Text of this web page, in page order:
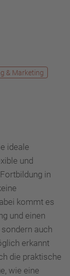
& Marketing
ideale
und
in
kommt es
und einen
auch
erkannt
die praktische
wie eine